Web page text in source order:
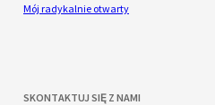
Mój radykalnie otwarty
SKONTAKTUJ SIĘ Z NAMI